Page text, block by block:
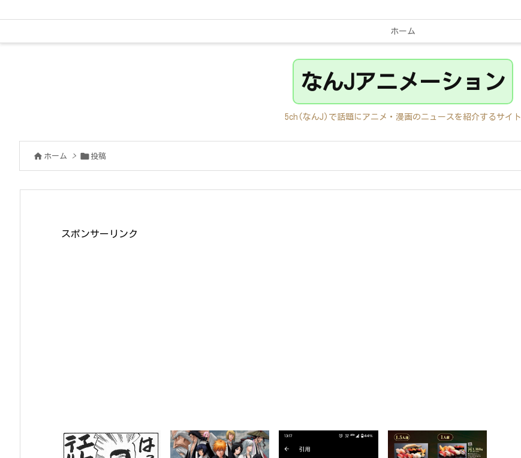
ホーム
なんJアニメーション
5ch(なんJ)で話題にアニメ・漫画のニュースを紹介するサイト
 ホーム >  投稿
スポンサーリンク